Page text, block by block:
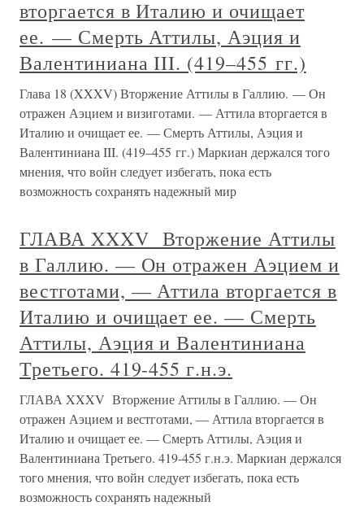
вторгается в Италию и очищает
ее. — Смерть Аттилы, Аэция и
Валентиниана III. (419–455 гг.)
Глава 18 (XXXV) Вторжение Аттилы в Галлию. — Он
отражен Аэцием и визиготами. — Аттила вторгается в
Италию и очищает ее. — Смерть Аттилы, Аэция и
Валентиниана III. (419–455 гг.) Маркиан держался того
мнения, что войн следует избегать, пока есть
возможность сохранять надежный мир
ГЛАВА XXXV Вторжение Аттилы
в Галлию. — Он отражен Аэцием и
вестготами, — Аттила вторгается в
Италию и очищает ее. — Смерть
Аттилы, Аэция и Валентиниана
Третьего. 419-455 г.н.э.
ГЛАВА XXXV Вторжение Аттилы в Галлию. — Он
отражен Аэцием и вестготами, — Аттила вторгается в
Италию и очищает ее. — Смерть Аттилы, Аэция и
Валентиниана Третьего. 419-455 г.н.э. Маркиан держался
того мнения, что войн следует избегать, пока есть
возможность сохранять надежный